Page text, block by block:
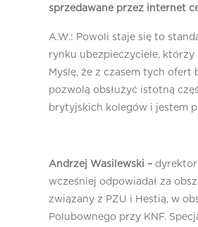
sprzedawane przez internet
A.W.: Powoli staje się to
rynku ubezpieczyciele,
Myślę, że z czasem tych
pozwolą obsłużyć istotną
brytyjskich kolegów i jestem
Andrzej Wasilewski – dyrektor
wcześniej odpowiadał za
związany z PZU i Hestią, w
Polubownego przy KNF.